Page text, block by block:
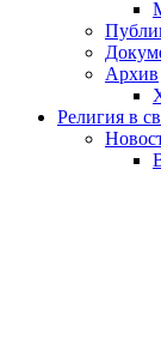
Архив
Религия в